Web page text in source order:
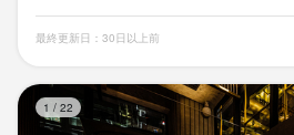
最終更新日：30日以上前
1 / 22